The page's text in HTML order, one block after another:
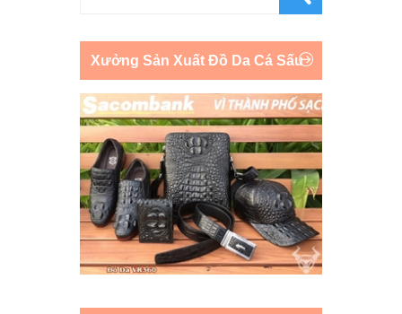
Xưởng Sản Xuất Đồ Da Cá Sấu